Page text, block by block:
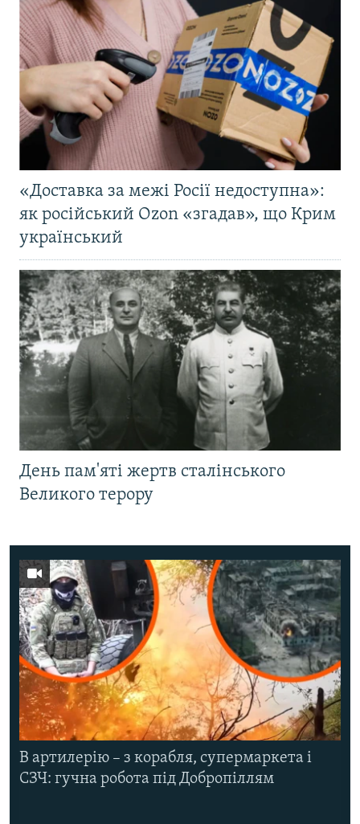
«Доставка за межі Росії недоступна»:
як російський Ozon «згадав», що Крим
український
День пам'яті жертв сталінського
Великого терору
В артилерію – з корабля, супермаркета і
СЗЧ: гучна робота під Добропіллям